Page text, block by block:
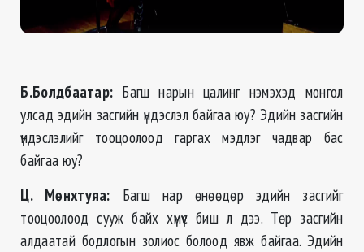
Б.Болдбаатар: Багш нарын цалинг нэмэхэд монгол
улсад эдийн засгийн үндэслэл байгаа юу? Эдийн засгийн
үндэслэлийг тооцоолоод гаргах мэдлэг чадвар бас
байгаа юу?
Ц. Мөнхтуяа: Багш нар өнөөдөр эдийн засгийг
тооцоолоод сууж байх хүмүүс биш л дээ. Төр засгийн
алдаатай бодлогын золиос болоод явж байгаа. Эдийн